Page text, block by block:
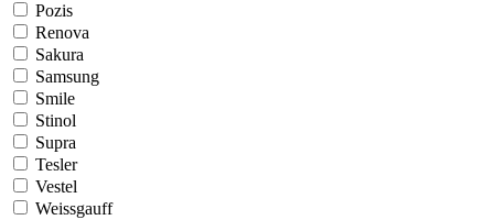
Pozis
Renova
Sakura
Samsung
Smile
Stinol
Supra
Tesler
Vestel
Weissgauff